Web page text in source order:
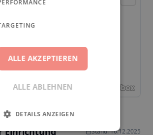
Einrichtung Stand: 16.12.2025
ALLE AKZEPTIEREN
ALLE ABLEHNEN
DETAILS ANZEIGEN